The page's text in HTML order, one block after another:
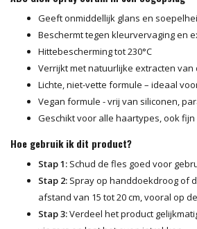
Geeft onmiddellijk glans en
Beschermt tegen kleurvervaging en
Hittebescherming tot 230°C
Verrijkt met natuurlijke extracten van
Lichte, niet-vette formule – ideaal
Vegan formule - vrij van siliconen,
Geschikt voor alle haartypes, ook
Hoe gebruik ik dit product?
Stap 1: Schud de fles goed voor
Stap 2: Spray op handdoekdroog of
afstand van 15 tot 20 cm, vooral op
Stap 3:Verdeel het product